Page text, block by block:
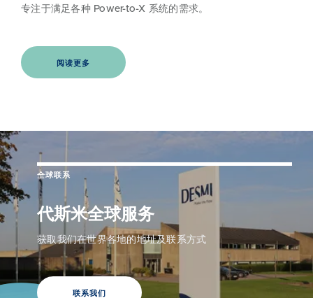
专注于满足各种 Power-to-X 系统的需求。
阅读更多
全球联系
代斯米全球服务
获取我们在世界各地的地址及联系方式
联系我们